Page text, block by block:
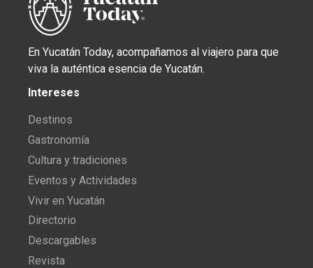
En Yucatán Today, acompañamos al viajero para que
viva la auténtica esencia de Yucatán.
Intereses
Destinos
Gastronomía
Cultura y tradiciones
Eventos y Actividades
Vivir en Yucatán
Directorio
Descargables
Revista